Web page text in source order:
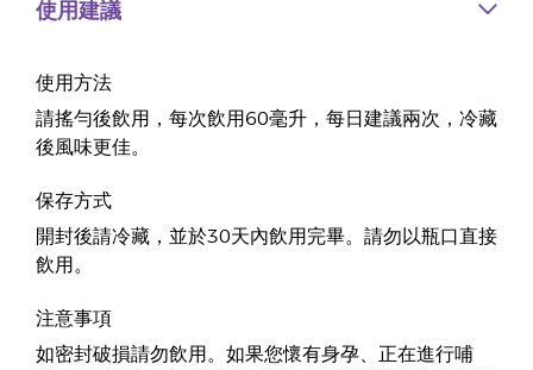
使用建議
使用方法
請搖勻後飲用，每次飲用60毫升，每日建議兩次，冷藏
後風味更佳。
保存方式
開封後請冷藏，並於30天內飲用完畢。請勿以瓶口直接
飲用。
注意事項
如密封破損請勿飲用。如果您懷有身孕、正在進行哺